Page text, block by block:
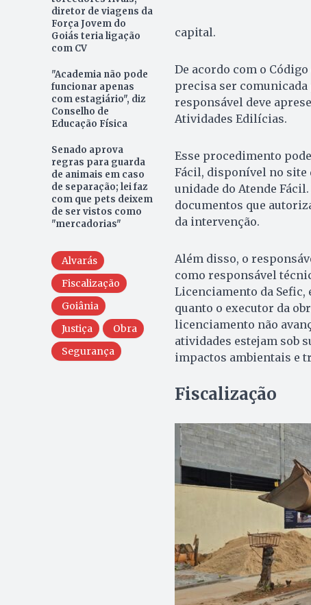
diretor de viagens da
Força Jovem do
Goiás teria ligação
com CV
"Academia não pode
funcionar apenas
com estagiário", diz
Conselho de
Educação Física
Senado aprova
regras para guarda
de animais em caso
de separação; lei faz
com que pets deixem
de ser vistos como
"mercadorias"
Alvarás
Fiscalização
Goiânia
Justiça
Obra
Segurança
capital.
De acordo com o
precisa ser
responsável deve
Atividades Edilícias.
Esse procedimento
Fácil, disponível no site
unidade do Atende
documentos que
da intervenção.
Além disso, o
como responsável
Licenciamento da
quanto o executor da
licenciamento não
atividades estejam sob
impactos ambientais e
Fiscalização